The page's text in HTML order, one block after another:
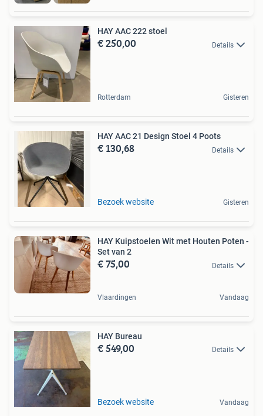
HAY AAC 222 stoel
€ 250,00 Details
Rotterdam Gisteren
HAY AAC 21 Design Stoel 4 Poots
€ 130,68 Details
Bezoek website Gisteren
HAY Kuipstoelen Wit met Houten Poten -
Set van 2
€ 75,00 Details
Vlaardingen Vandaag
HAY Bureau
€ 549,00 Details
Bezoek website Vandaag